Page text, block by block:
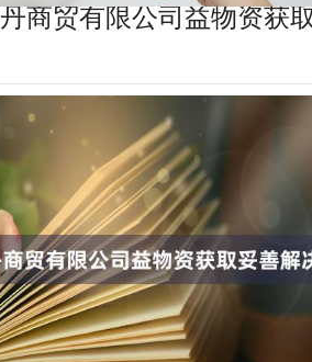
商贸有限公司益物资获